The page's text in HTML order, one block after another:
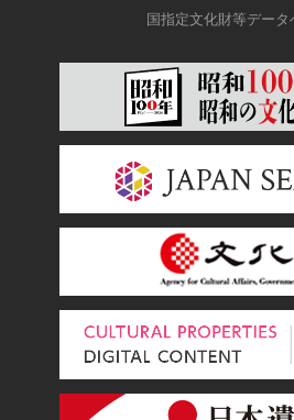
国指定文化財等データ